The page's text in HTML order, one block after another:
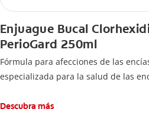
Enjuague Bucal
PerioGard 250ml
Fórmula para afecciones de las
especializada para la salud de las
Descubra más